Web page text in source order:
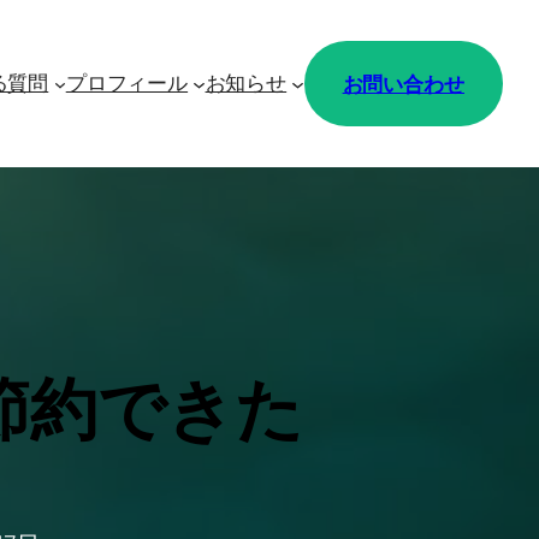
質問 プロフィール お知らせ お問い合わせ
約できた